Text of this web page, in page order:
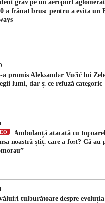
grav pe un aeroport
a frânat brusc pentru a evita un
a promis Aleksandar Vučić lui
lumi, dar și ce refuză categoric
Ambulanță atacată cu
noastră știți care a fost? Că au
tulburătoare despre